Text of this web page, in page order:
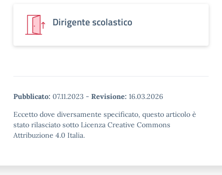
Dirigente scolastico
Pubblicato: 07.11.2023 - Revisione: 16.03.2026
Eccetto dove diversamente specificato, questo articolo è
stato rilasciato sotto Licenza Creative Commons
Attribuzione 4.0 Italia.